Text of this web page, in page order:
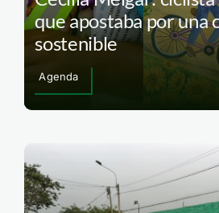
que apostaba por una
sostenible
Agenda